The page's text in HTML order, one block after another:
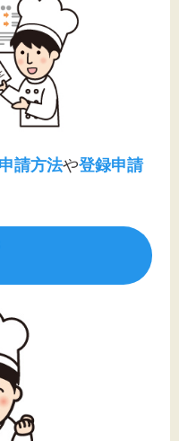
請方法や登録申請